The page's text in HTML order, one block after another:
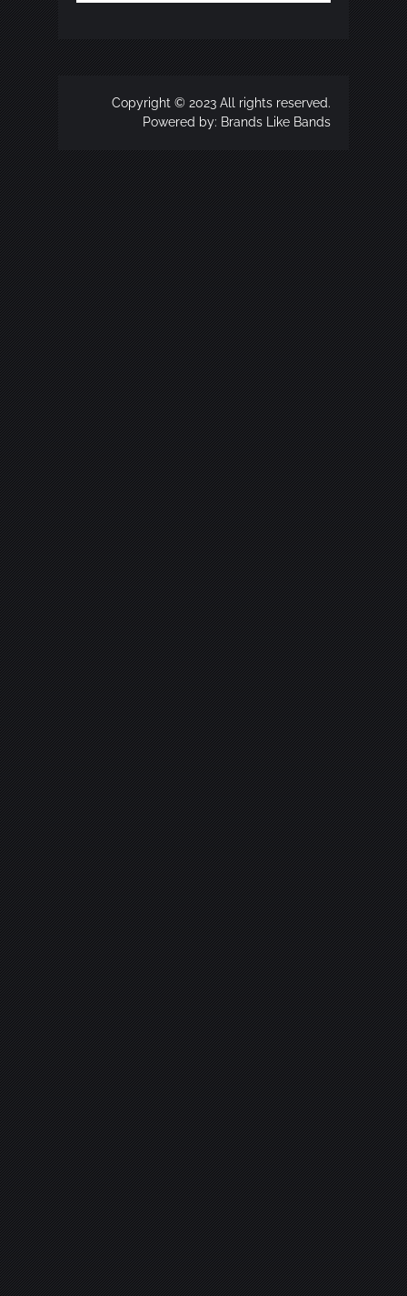
Copyright © 2023 All rights reserved.
Powered by: Brands Like Bands